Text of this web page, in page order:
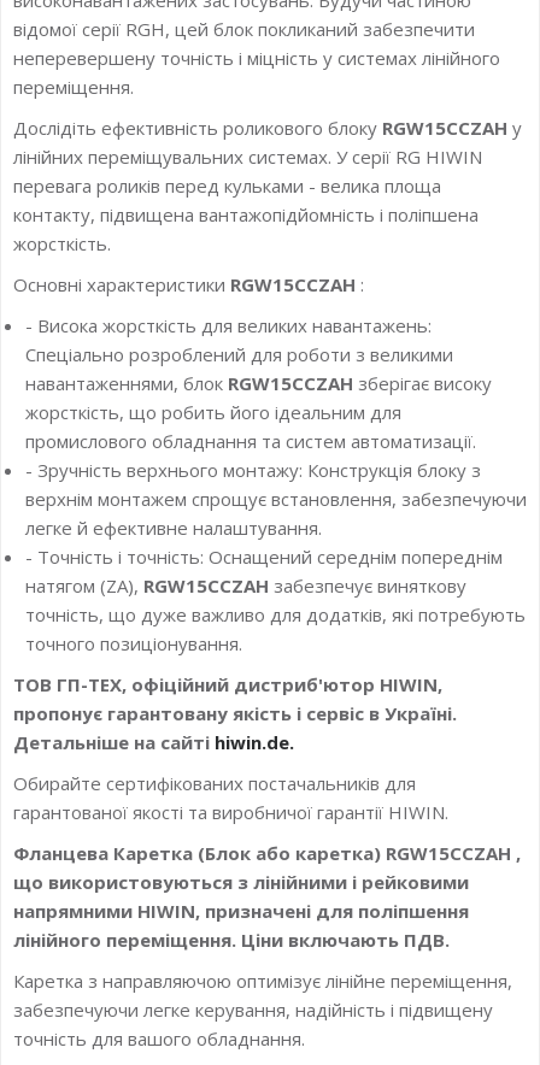
відомої серії RGH, цей блок покликаний забезпечити
неперевершену точність і міцність у системах лінійного
переміщення.
Дослідіть ефективність роликового блоку RGW15CCZAH у
лінійних переміщувальних системах. У серії RG HIWIN
перевага роликів перед кульками - велика площа
контакту, підвищена вантажопідйомність і поліпшена
жорсткість.
Основні характеристики RGW15CCZAH :
- Висока жорсткість для великих навантажень:
Спеціально розроблений для роботи з великими
навантаженнями, блок RGW15CCZAH зберігає високу
жорсткість, що робить його ідеальним для
промислового обладнання та систем автоматизації.
- Зручність верхнього монтажу: Конструкція блоку з
верхнім монтажем спрощує встановлення, забезпечуючи
легке й ефективне налаштування.
- Точність і точність: Оснащений середнім попереднім
натягом (ZA), RGW15CCZAH забезпечує виняткову
точність, що дуже важливо для додатків, які потребують
точного позиціонування.
ТОВ ГП-ТЕХ, офіційний дистриб'ютор HIWIN,
пропонує гарантовану якість і сервіс в Україні.
Детальніше на сайті hiwin.de.
Обирайте сертифікованих постачальників для
гарантованої якості та виробничої гарантії HIWIN.
Фланцева Каретка (Блок або каретка) RGW15CCZAH ,
що використовуються з лінійними і рейковими
напрямними HIWIN, призначені для поліпшення
лінійного переміщення. Ціни включають ПДВ.
Каретка з направляючою оптимізує лінійне переміщення,
забезпечуючи легке керування, надійність і підвищену
точність для вашого обладнання.